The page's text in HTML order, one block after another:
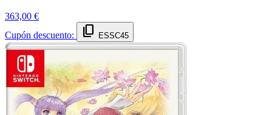
363,00 €
Cupón descuento:
content_copy ESSC45